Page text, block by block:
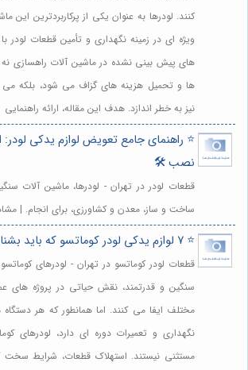
کنند. لودرها به عنوان یکی از پرکاربردترین این
ویژه ای در زمینه نگهداری و تأمین قطعات لودر
های پیش بینی نشده در ماشین آلات راهسازی نه
ها و تحمیل هزینه های گزاف می شود، بلکه می
نیز به خطر اندازد. هدف این مقاله، ارائه راهنمایی
⭐️ راهنمای جامع تعویض لوازم یدکی لودر:
نصب 🛠️
قطعات لودر در تهران - لودرها، ماشین آلات
ساخت و ساز، معدن و کشاورزی، برای انجام. |
⭐️ 7 لوازم یدکی لودر کوماتسو که باید بشناسید 🚜
قطعات لودر کوماتسو در تهران - لودرهای
سنگین و قدرتمند، نقش حیاتی در پروژه های
مختلف ایفا می کنند. اما همانطور که هر دستگاه
نگهداری و تعمیرات دوره ای دارد، لودرهای
مستثنی نیستند. استهلاک قطعات، شرایط